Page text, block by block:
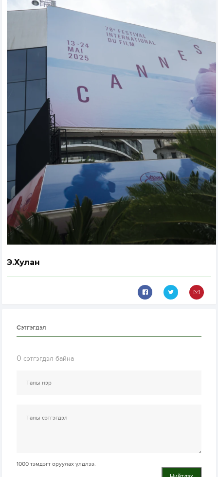
Э.Хулан
Сэтгэгдэл
0 сэтгэгдэл байна
1000 тэмдэгт оруулах үлдлээ.